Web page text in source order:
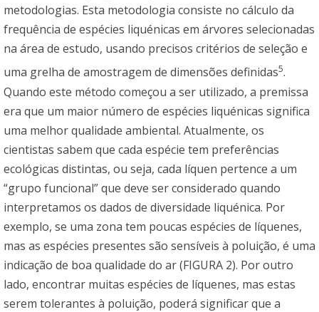
metodologias. Esta metodologia consiste no cálculo da
frequência de espécies liquénicas em árvores selecionadas
na área de estudo, usando precisos critérios de seleção e
uma grelha de amostragem de dimensões definidas5.
Quando este método começou a ser utilizado, a premissa
era que um maior número de espécies liquénicas significa
uma melhor qualidade ambiental. Atualmente, os
cientistas sabem que cada espécie tem preferências
ecológicas distintas, ou seja, cada líquen pertence a um
“grupo funcional” que deve ser considerado quando
interpretamos os dados de diversidade liquénica. Por
exemplo, se uma zona tem poucas espécies de líquenes,
mas as espécies presentes são sensíveis à poluição, é uma
indicação de boa qualidade do ar (FIGURA 2). Por outro
lado, encontrar muitas espécies de líquenes, mas estas
serem tolerantes à poluição, poderá significar que a